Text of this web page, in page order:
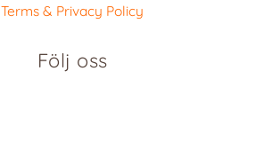
Terms & Privacy Policy
Följ oss